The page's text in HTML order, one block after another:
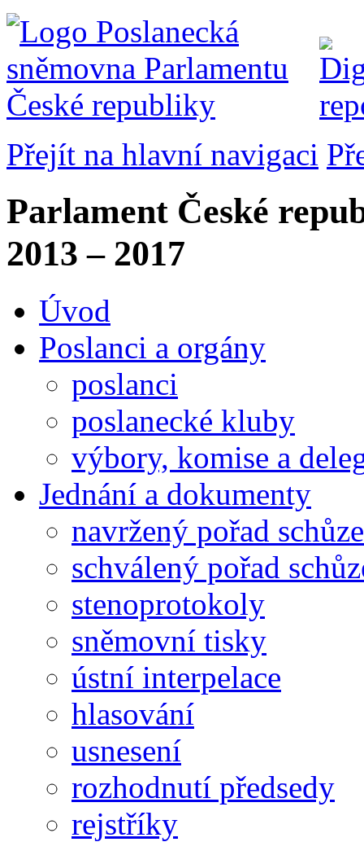
Přejít na hlavní navigaci
Parlament České
2013 – 2017
Úvod
Poslanci a orgány
poslanci
poslanecké kluby
výbory, komise a
Jednání a dokumenty
navržený pořad schůze
schválený pořad
stenoprotokoly
sněmovní tisky
ústní interpelace
hlasování
usnesení
rozhodnutí předsedy
rejstříky